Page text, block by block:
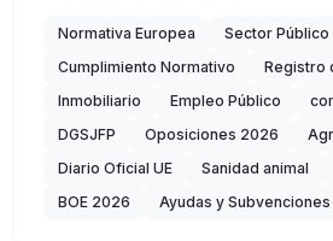
Normativa Europea
Sector Público
Cumplimiento Normativo
Registro
Inmobiliario
Empleo Público
DGSJFP
Oposiciones 2026
Diario Oficial UE
Sanidad animal
BOE 2026
Ayudas y Subvenciones